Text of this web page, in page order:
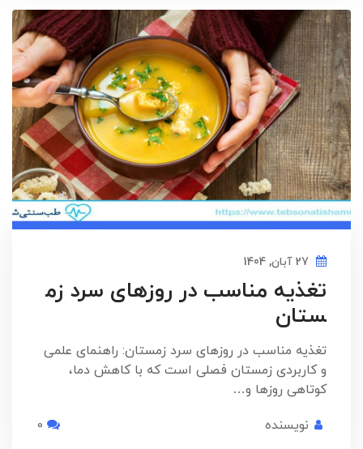
تغذیه مناسب در روزهای سرد زم
ستان
تغذیه مناسب در روزهای سرد زمستان: راهنمای علمی
و کاربردی زمستان فصلی است که با کاهش دما،
کوتاهی روزها و…
نویسنده